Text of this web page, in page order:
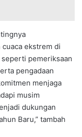
ekstrem di
pemeriksaan
pengadaan
menjaga
musim
dukungan
Baru,” tambah